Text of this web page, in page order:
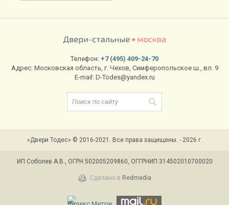
Телефон: +7 (495) 409-24-70
Адрес: Московская область, г. Чехов, Симферопольское ш., вл. 9
E-mail: D-Todes@yandex.ru
«Двери Тодес» © 2016-2021. Все права защищены. - 2026 г.
ИП Соболев А.В., ОГРН 502005209860, ОГГРНИП 314502010700020
Сделано в Redmedia